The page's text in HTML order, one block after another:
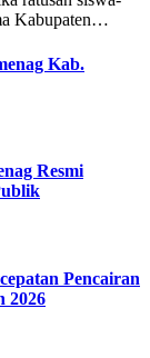
Kabupaten…
Kab.
Resmi
Pencairan
2026